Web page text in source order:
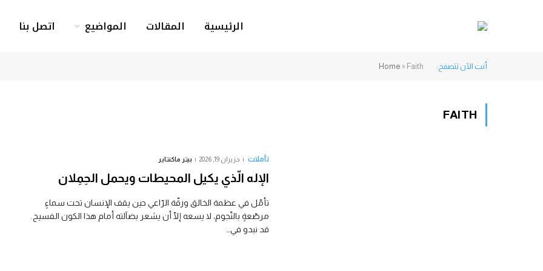
الرئيسية المقالات المواضيع اتصل بنا
أنت الآن تتصفح: Home » Faith
FAITH
تأملات حزيران 19, 2026 بيتر ماكنتاير
الإله الّذي يكيل المحيطات ويحمل الحِمِلان
تأمّل في عظمة الخالق ورقّة الرّاعي حين يقف الإنسان تحت سماءٍ
مرصّعةٍ بالنّجوم، لا يسعه إلّا أن يشعر بضآلته أمام هذا الكون الفسيح.
قد نبدو في…